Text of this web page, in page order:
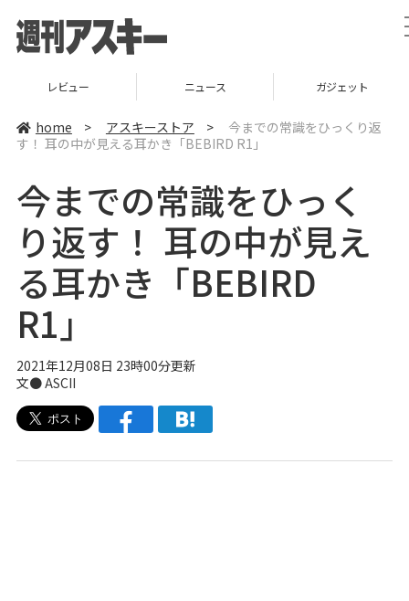
レビュー ニュース ガジェット
home > アスキーストア >
今までの常識をひっくり返
す！ 耳の中が見える耳かき「BEBIRD R1」
今までの常識をひっく
り返す！ 耳の中が見え
る耳かき「BEBIRD
R1」
2021年12月08日 23時00分更新
文● ASCII